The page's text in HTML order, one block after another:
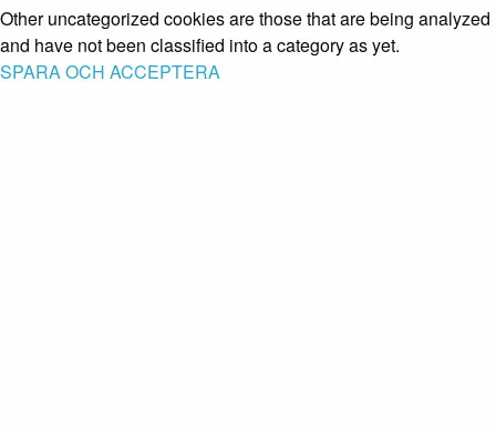
Other uncategorized cookies are those that are being analyzed
and have not been classified into a category as yet.
SPARA OCH ACCEPTERA